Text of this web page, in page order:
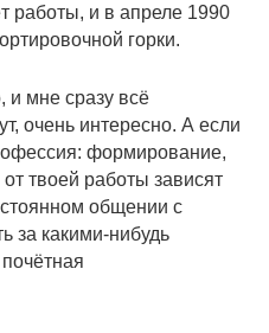
работы, и в апреле 1990
горки.
мне сразу всё
очень интересно. А если
формирование,
твоей работы зависят
общении с
за какими-нибудь